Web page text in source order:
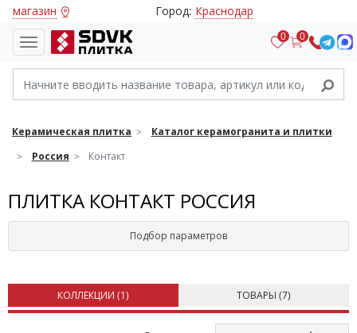
магазин Город: Краснодар
0 0
Керамическая плитка
Каталог керамогранита и плитки
Россия
Контакт
ПЛИТКА КОНТАКТ РОССИЯ
Подбор параметров
КОЛЛЕКЦИИ (1) ТОВАРЫ (7)